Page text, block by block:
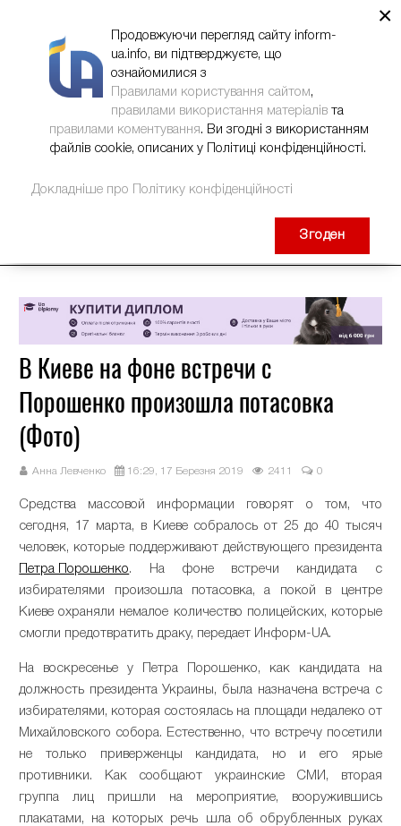
В Киеве на фоне встречи с
Порошенко произошла потасовка
(Фото)
Анна Левченко 16:29, 17 Березня 2019 2411 0
Средства массовой информации говорят о том, что
сегодня, 17 марта, в Киеве собралось от 25 до 40 тысяч
человек, которые поддерживают действующего президента
Петра Порошенко. На фоне встречи кандидата с
избирателями произошла потасовка, а покой в центре
Киеве охраняли немалое количество полицейских, которые
смогли предотвратить драку, передает Информ-UA.
На воскресенье у Петра Порошенко, как кандидата на
должность президента Украины, была назначена встреча с
избирателями, которая состоялась на площади недалеко от
Михайловского собора. Естественно, что встречу посетили
не только приверженцы кандидата, но и его ярые
противники. Как сообщают украинские СМИ, вторая
группа лиц пришли на мероприятие, вооружившись
плакатами, на которых речь шла об обрубленных руках
×
Продовжуючи перегляд сайту inform-
ua.info, ви підтверджуєте, що
ознайомилися з
Правилами користування сайтом,
правилами використання матеріалів та
правилами коментування. Ви згодні з використанням
файлів cookie, описаних у Політиці конфіденційності.
Докладніше про Політику конфіденційності
Згоден